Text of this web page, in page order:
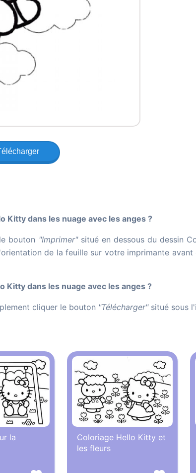
Kitty dans les nuage avec les anges ?
bouton "Imprimer"situé en dessous du dessin
de la feuille sur votre imprimante avant
Kitty dans les nuage avec les anges ?
cliquer le bouton "Télécharger"situé sous
la
Coloriage Hello Kitty et
les fleurs